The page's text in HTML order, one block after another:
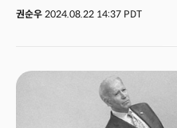
환호했는데요. 그간 오바마는 카멀라
"우리는 할 수 있다(Yes, We Can.)"
대통령을 세워보자며 호소했습니다.
올라 '희망', '아메리칸 드림', '통합'과
한다고 목소리를 높였습니다. 전당대
권순우 2024.08.22 14:37 PDT